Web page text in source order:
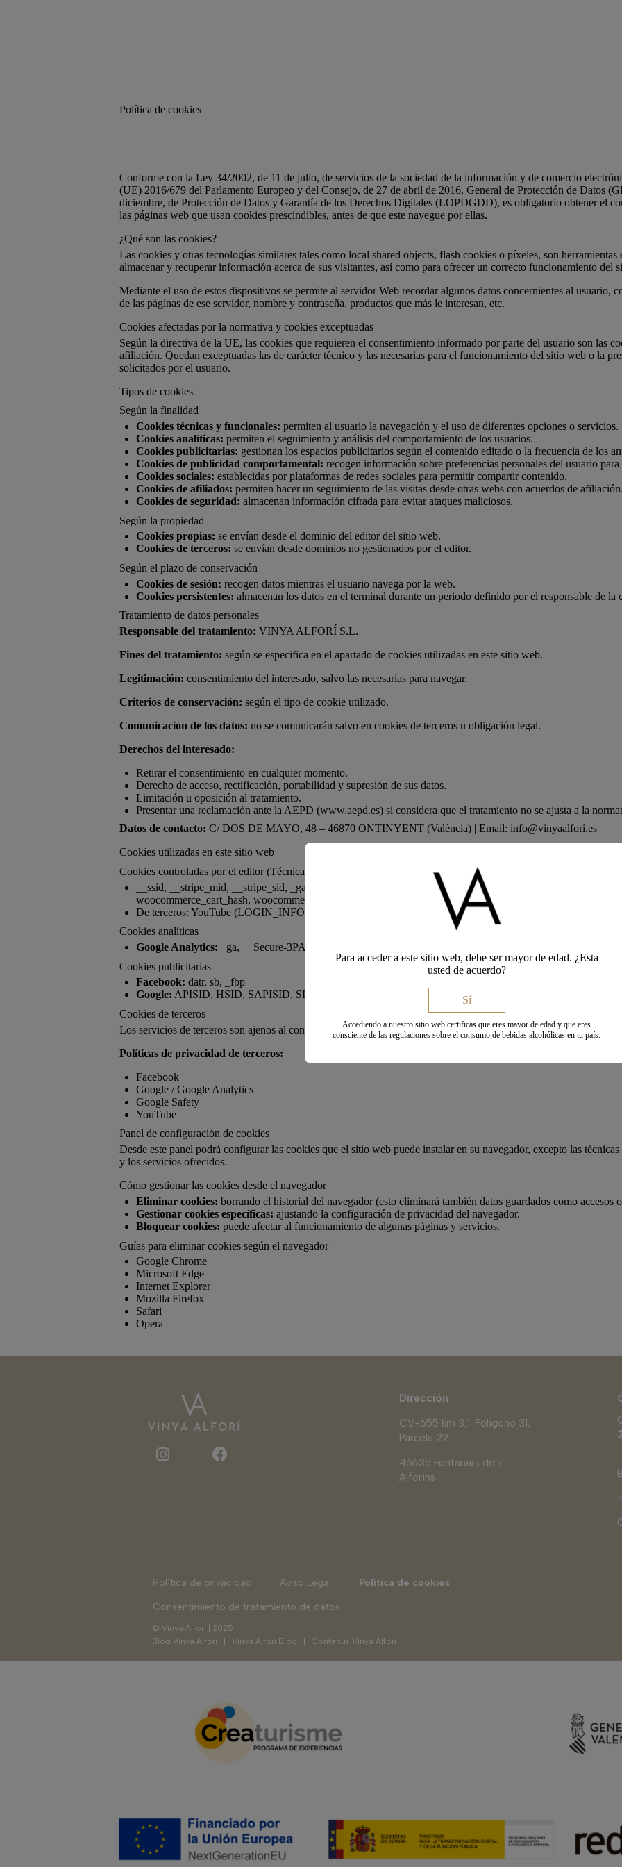
Política de cookies
Conforme con la Ley 34/2002, de 11 de julio, de servicios de la sociedad de la información y de comercio
(UE) 2016/679 del Parlamento Europeo y del Consejo, de 27 de abril de 2016, General de Protección de Datos
diciembre, de Protección de Datos y Garantía de los Derechos Digitales (LOPDGDD), es obligatorio obtener el
las páginas web que usan cookies prescindibles, antes de que este navegue por ellas.
¿Qué son las cookies?
Las cookies y otras tecnologías similares tales como local shared objects, flash cookies o píxeles, son herramientas
almacenar y recuperar información acerca de sus visitantes, así como para ofrecer un correcto funcionamiento del
Mediante el uso de estos dispositivos se permite al servidor Web recordar algunos datos concernientes al usuario,
de las páginas de ese servidor, nombre y contraseña, productos que más le interesan, etc.
Cookies afectadas por la normativa y cookies exceptuadas
Según la directiva de la UE, las cookies que requieren el consentimiento informado por parte del usuario son las
afiliación. Quedan exceptuadas las de carácter técnico y las necesarias para el funcionamiento del sitio web o la
solicitados por el usuario.
Tipos de cookies
Según la finalidad
Cookies técnicas y funcionales: permiten al usuario la navegación y el uso de diferentes opciones o servicios.
Cookies analíticas: permiten el seguimiento y análisis del comportamiento de los usuarios.
Cookies publicitarias: gestionan los espacios publicitarios según el contenido editado o la frecuencia de los
Cookies de publicidad comportamental: recogen información sobre preferencias personales del usuario
Cookies sociales: establecidas por plataformas de redes sociales para permitir compartir contenido.
Cookies de afiliados: permiten hacer un seguimiento de las visitas desde otras webs con acuerdos de afiliación.
Cookies de seguridad: almacenan información cifrada para evitar ataques maliciosos.
Según la propiedad
Cookies propias: se envían desde el dominio del editor del sitio web.
Cookies de terceros: se envían desde dominios no gestionados por el editor.
Según el plazo de conservación
Cookies de sesión: recogen datos mientras el usuario navega por la web.
Cookies persistentes: almacenan los datos en el terminal durante un periodo definido por el responsable de la
Tratamiento de datos personales
Responsable del tratamiento: VINYA ALFORÍ S.L.
Fines del tratamiento: según se especifica en el apartado de cookies utilizadas en este sitio web.
Legitimación: consentimiento del interesado, salvo las necesarias para navegar.
Criterios de conservación: según el tipo de cookie utilizado.
Comunicación de los datos: no se comunicarán salvo en cookies de terceros u obligación legal.
Derechos del interesado:
Retirar el consentimiento en cualquier momento.
Derecho de acceso, rectificación, portabilidad y supresión de sus datos.
Limitación u oposición al tratamiento.
Presentar una reclamación ante la AEPD (www.aepd.es) si considera que el tratamiento no se ajusta a la
Datos de contacto: C/ DOS DE MAYO, 48 – 46870 ONTINYENT (València) | Email: info@vinyaalfori.es
Cookies utilizadas en este sitio web
Cookies controladas por el editor (Técnicas y funcionales)
__ssid, __stripe_mid, __stripe_sid, _ga_GST84CW8CB, _hjSession_5330197, _hjSessionUser_5330197,
woocommerce_cart_hash, woocommerce_items_in_cart, wp_woocommerce_session_*, etc.
De terceros: YouTube (LOGIN_INFO, PREF, __Secure-*).
Cookies analíticas
Google Analytics: _ga, __Secure-3PAPISID, __Secure-3PSID (para ofrecer estadísticas y publicidad más
Cookies publicitarias
Facebook: datr, sb, _fbp
Google: APISID, HSID, SAPISID, SID, SIDCC, SSID (todas con funciones de personalización de anuncios
Cookies de terceros
Los servicios de terceros son ajenos al control del editor. Pueden cambiar sus políticas en cualquier momento.
Políticas de privacidad de terceros:
Facebook
Google / Google Analytics
Google Safety
YouTube
Panel de configuración de cookies
Desde este panel podrá configurar las cookies que el sitio web puede instalar en su navegador, excepto las
y los servicios ofrecidos.
Cómo gestionar las cookies desde el navegador
Eliminar cookies: borrando el historial del navegador (esto eliminará también datos guardados como accesos
Gestionar cookies específicas: ajustando la configuración de privacidad del navegador.
Bloquear cookies: puede afectar al funcionamiento de algunas páginas y servicios.
Guías para eliminar cookies según el navegador
Google Chrome
Microsoft Edge
Internet Explorer
Mozilla Firefox
Safari
Opera
Dirección
CV-655 km 3,1. Polígono 31,
Parcela 22
46635 Fontanars dels
Alforins
Política de privacidad Aviso Legal Política de cookies
Consentimiento de tratamiento de datos
© Vinya Alforí | 2025
Blog Vinya Alforí
Vinya Alforí Blog Contenus Vinya Alforí
Para acceder a este sitio web, debe ser mayor de edad. ¿Esta
usted de acuerdo?
Sí
Accediendo a nuestro sitio web certificas que eres mayor de edad y que eres
consciente de las regulaciones sobre el consumo de bebidas alcohólicas en tu país.